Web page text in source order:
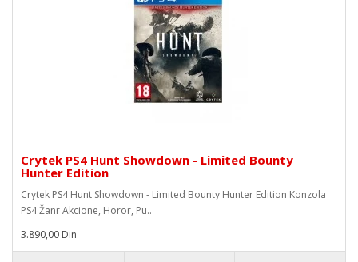
Crytek PS4 Hunt Showdown - Limited Bounty
Hunter Edition
Crytek PS4 Hunt Showdown - Limited Bounty Hunter Edition Konzola
PS4 Žanr Akcione, Horor, Pu..
3.890,00 Din